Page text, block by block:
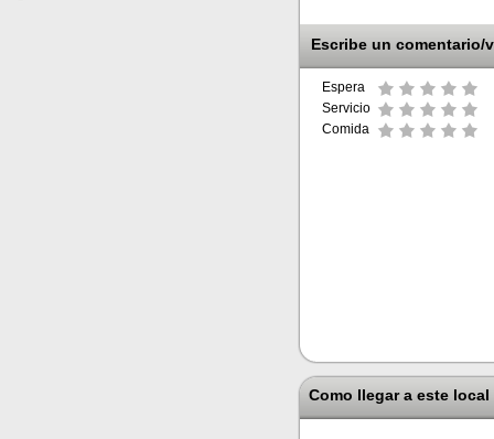
Escribe un comentario/
Espera
Servicio
Comida
Como llegar a este local